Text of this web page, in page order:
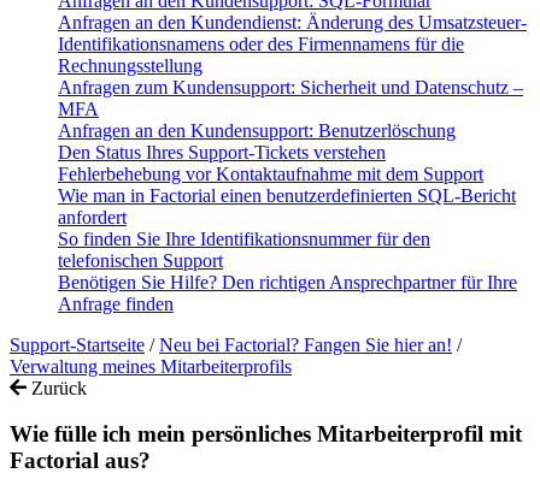
Anfragen an den Kundendienst: Änderung des Umsatzsteuer-
Identifikationsnamens oder des Firmennamens für die
Rechnungsstellung
Anfragen zum Kundensupport: Sicherheit und Datenschutz –
MFA
Anfragen an den Kundensupport: Benutzerlöschung
Den Status Ihres Support-Tickets verstehen
Fehlerbehebung vor Kontaktaufnahme mit dem Support
Wie man in Factorial einen benutzerdefinierten SQL-Bericht
anfordert
So finden Sie Ihre Identifikationsnummer für den
telefonischen Support
Benötigen Sie Hilfe? Den richtigen Ansprechpartner für Ihre
Anfrage finden
Support-Startseite / Neu bei Factorial? Fangen Sie hier an! /
Verwaltung meines Mitarbeiterprofils
Zurück
Wie fülle ich mein persönliches Mitarbeiterprofil mit
Factorial aus?